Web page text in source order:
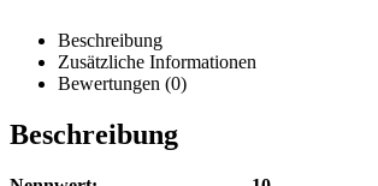
Beschreibung
Zusätzliche Informationen
Bewertungen (0)
Beschreibung